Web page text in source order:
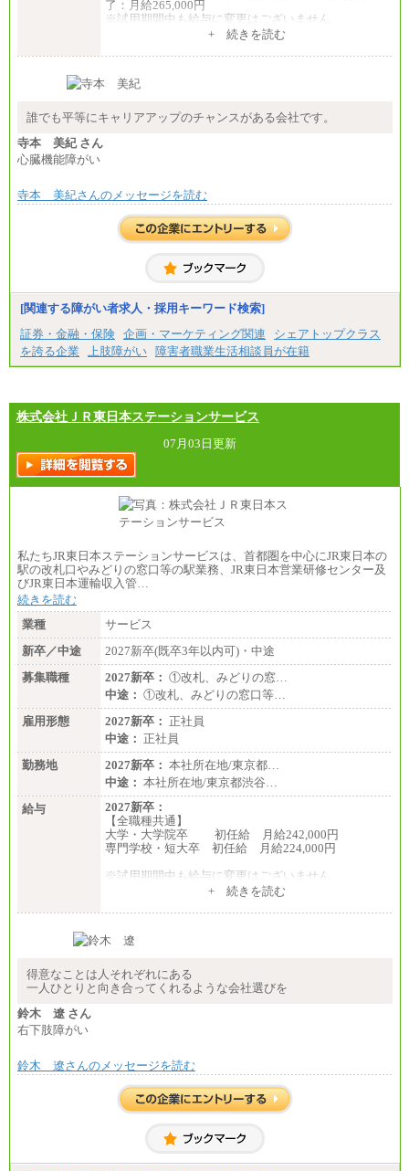
了：月給265,000円
※試用期間中も給与に変更はございません
+ 続きを読む
誰でも平等にキャリアアップのチャンスがある会社です。
寺本 美紀 さん
心臓機能障がい
寺本 美紀さんのメッセージを読む
[関連する障がい者求人・採用キーワード検索]
証券・金融・保険 企画・マーケティング関連
シェアトップクラス
を誇る企業
上肢障がい 障害者職業生活相談員が在籍
株式会社ＪＲ東日本ステーションサービス
07月03日更新
私たちJR東日本ステーションサービスは、首都圏を中心にJR東日本の
駅の改札口やみどりの窓口等の駅業務、JR東日本営業研修センター及
びJR東日本運輸収入管…
続きを読む
業種
サービス
新卒／中途
2027新卒(既卒3年以内可)・中途
募集職種
2027新卒： ①改札、みどりの窓…
中途： ①改札、みどりの窓口等…
雇用形態
2027新卒： 正社員
中途： 正社員
勤務地
2027新卒： 本社所在地/東京都…
中途： 本社所在地/東京都渋谷…
給与
2027新卒：
【全職種共通】
大学・大学院卒 初任給 月給242,000円
専門学校・短大卒 初任給 月給224,000円
※試用期間中も給与に変更はございません
大学・大学院卒 初任給 月給242,000円
最終学歴に応じ、上記新卒給与（高卒の場合は、月
して算定した調整手当を加算した額
※試用期間中も給与に変更はございません
+ 続きを読む
得意なことは人それぞれにある
一人ひとりと向き合ってくれるような会社選びを
鈴木 遼 さん
右下肢障がい
鈴木 遼さんのメッセージを読む